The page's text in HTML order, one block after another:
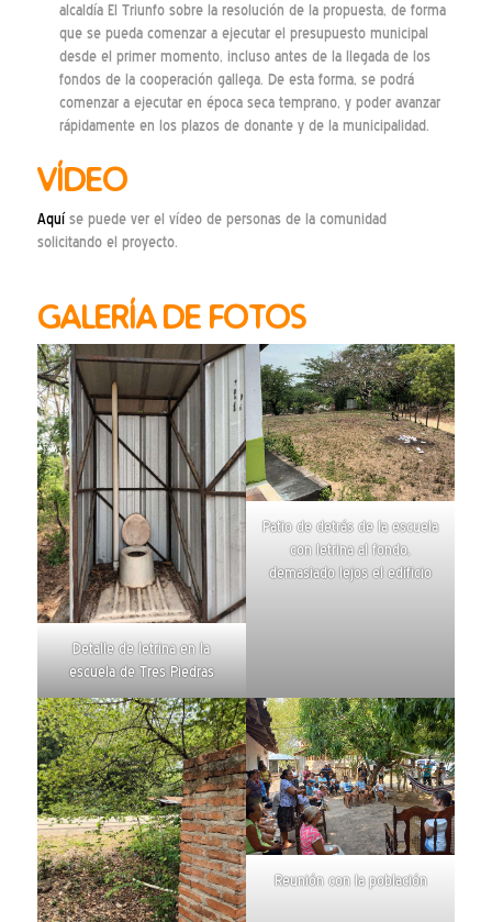
alcaldía El Triunfo sobre la resolución de la propuesta, de forma
que se pueda comenzar a ejecutar el presupuesto municipal
desde el primer momento, incluso antes de la llegada de los
fondos de la cooperación gallega. De esta forma, se podrá
comenzar a ejecutar en época seca temprano, y poder avanzar
rápidamente en los plazos de donante y de la municipalidad.
VÍDEO
Aquíse puede ver el vídeo de personas de la comunidad
solicitando el proyecto.
GALERÍA DE FOTOS
Detalle de letrina en la
escuela de Tres Piedras
Patio de detrás de la escuela
con letrina al fondo,
demasiado lejos el edificio
Reunión con la población